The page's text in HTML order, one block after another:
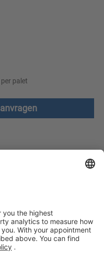
palet